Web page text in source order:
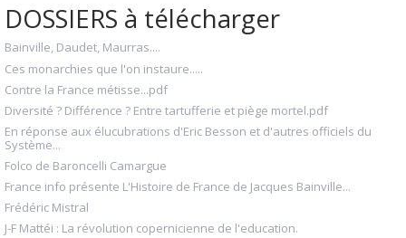
DOSSIERS à télécharger
Bainville, Daudet, Maurras....
Ces monarchies que l'on instaure.....
Contre la France métisse...pdf
Diversité ? Différence ? Entre tartufferie et piège mortel.pdf
En réponse aux élucubrations d'Eric Besson et d'autres officiels du
Système...
Folco de Baroncelli Camargue
France info présente L'Histoire de France de Jacques Bainville...
Frédéric Mistral
J-F Mattéi : La révolution copernicienne de l'education.